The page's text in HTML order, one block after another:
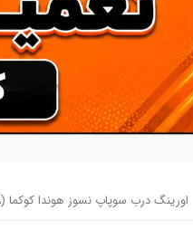
اورینگ درب سوپاپ نسوز هوندا کوکما (COOKMA) کد کد 094554